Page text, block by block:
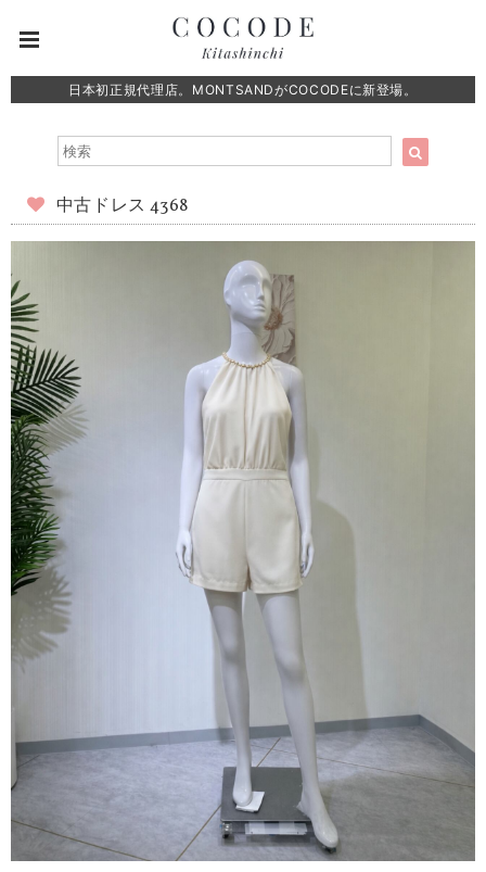
日本初正規代理店。MONTSANDがCOCODEに新登場。
中古ドレス 4368